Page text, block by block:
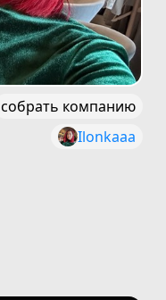
собрать компанию
Ilonkaaa